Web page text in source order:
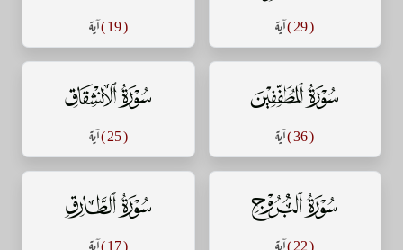
( 29 ) آية ( 19 ) آية
سورة المطففين
( 36 ) آية
سورة الإنشقاق
( 25 ) آية
سورة البروج
( 22 ) آية
سورة الطارق
( 17 ) آية